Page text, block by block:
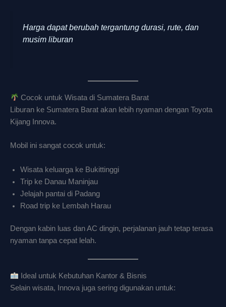
Harga dapat berubah tergantung durasi, rute, dan
musim liburan
Cocok untuk Wisata di Sumatera Barat
Liburan ke Sumatera Barat akan lebih nyaman dengan Toyota
Kijang Innova.
Mobil ini sangat cocok untuk:
Wisata keluarga ke Bukittinggi
Trip ke Danau Maninjau
Jelajah pantai di Padang
Road trip ke Lembah Harau
Dengan kabin luas dan AC dingin, perjalanan jauh tetap terasa
nyaman tanpa cepat lelah.
Ideal untuk Kebutuhan Kantor & Bisnis
Selain wisata, Innova juga sering digunakan untuk: